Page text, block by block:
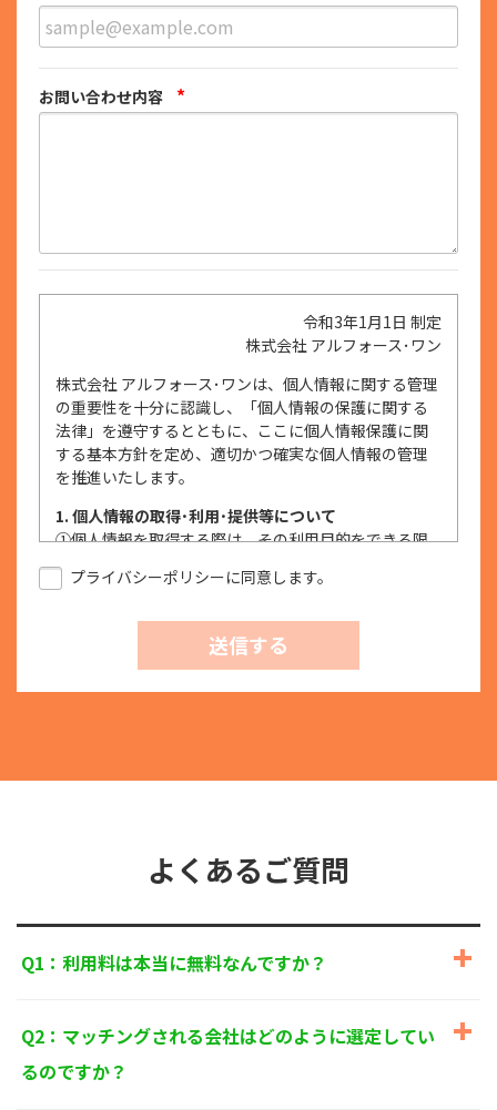
お問い合わせ内容 *
令和3年1月1日 制定
株式会社 アルフォース･ワン
株式会社 アルフォース･ワンは、個人情報に関する管理
の重要性を十分に認識し、「個人情報の保護に関する
法律」を遵守するとともに、ここに個人情報保護に関
する基本方針を定め、適切かつ確実な個人情報の管理
を推進いたします。
1. 個人情報の取得･利用･提供等について
①個人情報を取得する際は、その利用目的をできる限
て適法かつ公正な手段を用い、同意を得て取得しま
個人情報を利用する際は、本人に明示、通知、また
は公表した利用目的の範囲内に限定し、それに反す
2. 安全対策の実施について
構築し、個人情報への不正アクセス、個人情報の漏
洩、滅失または毀損等の的確な防止とセキュリティの
本人からの苦情および相談があった場合には、適切か
正、削除、または利用もしくは提供の停止等を求めら
れたときは、適法かつ遅滞なく応じます。
プライバシーポリシーに同意します。
送信する
よくあるご質問
Q1：利用料は本当に無料なんですか？
Q2：マッチングされる会社はどのように選定してい
るのですか？